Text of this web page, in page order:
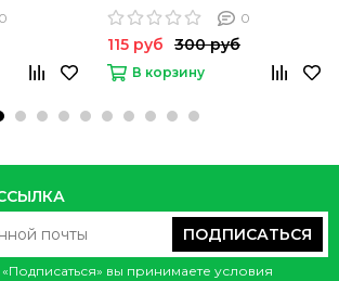
0
0
115 руб 300 руб
В корзину
ПОДПИСАТЬСЯ
вы принимаете условия